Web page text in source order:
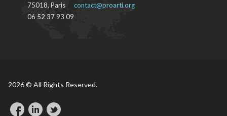
75018, Paris
06 52 37 93 09
contact@proarti.org
2026 © All Rights Reserved.